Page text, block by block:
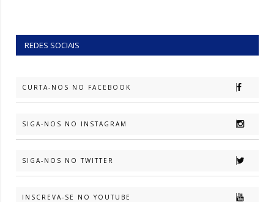
REDES SOCIAIS
CURTA-NOS NO FACEBOOK
SIGA-NOS NO INSTAGRAM
SIGA-NOS NO TWITTER
INSCREVA-SE NO YOUTUBE